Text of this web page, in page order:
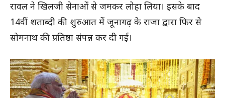
रावल ने खिलजी सेनाओं से जमकर लोहा लिया। इसके बाद
14वीं शताब्दी की शुरुआत में जूनागढ़ के राजा द्वारा फिर से
सोमनाथ की प्रतिष्ठा संपन्न कर दी गई।